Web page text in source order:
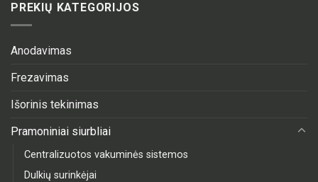
PREKIŲ KATEGORIJOS
Anodavimas
Frezavimas
Išorinis tekinimas
Pramoniniai siurbliai
Centralizuotos vakuminės sistemos
Dulkių surinkėjai